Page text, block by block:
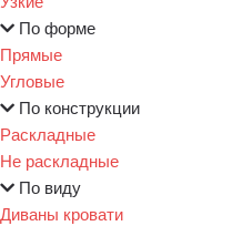
По форме
Прямые
Угловые
По конструкции
Раскладные
Не раскладные
По виду
Диваны кровати